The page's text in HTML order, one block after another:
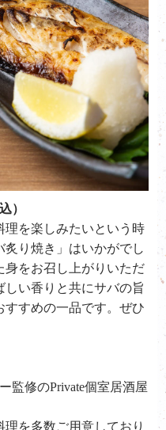
）
理を楽しみたいという時
炙り焼き 」はいかがでし
身をお召し上がりいただ
しい香りと共にサバの旨
すすめの一品です。ぜひ
監修のPrivate個室居酒屋
を多数ご用意しており